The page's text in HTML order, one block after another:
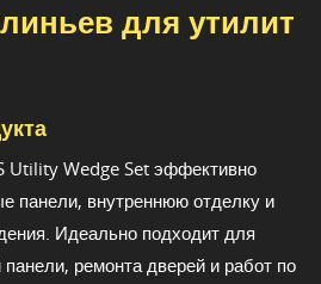
для утилит
Utility Wedge Set эффективно
панели, внутреннюю отделку и
Идеально подходит для
панели, ремонта дверей и работ по